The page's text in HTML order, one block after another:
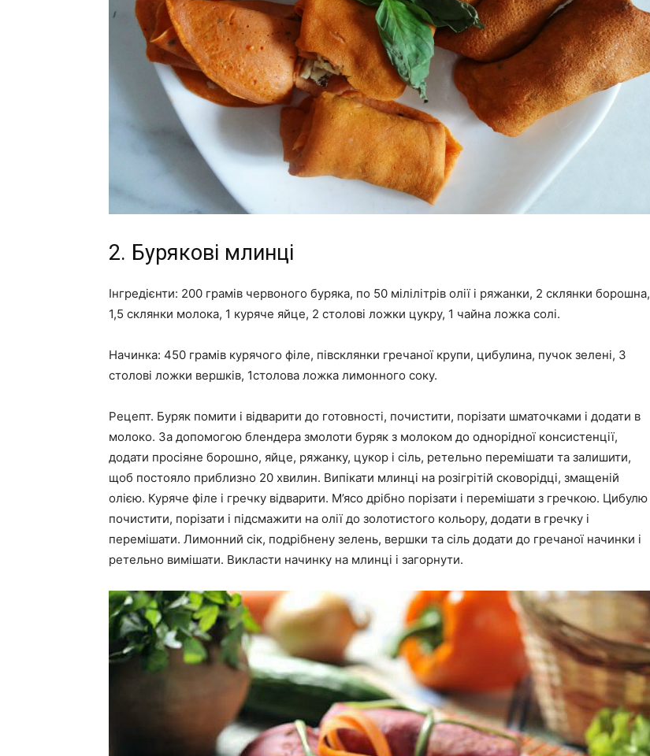
2. Бурякові млинці
Інгредієнти: 200 грамів червоного буряка, по 50 мілілітрів олії і ряжанки, 2 склянки борошна,
1,5 склянки молока, 1 куряче яйце, 2 столові ложки цукру, 1 чайна ложка солі.
Начинка: 450 грамів курячого філе, півсклянки гречаної крупи, цибулина, пучок зелені, 3
столові ложки вершків, 1столова ложка лимонного соку.
Рецепт. Буряк помити і відварити до готовності, почистити, порізати шматочками і додати в
молоко. За допомогою блендера змолоти буряк з молоком до однорідної консистенції,
додати просіяне борошно, яйце, ряжанку, цукор і сіль, ретельно перемішати та залишити,
щоб постояло приблизно 20 хвилин. Випікати млинці на розігрітій сковорідці, змащеній
олією. Куряче філе і гречку відварити. М’ясо дрібно порізати і перемішати з гречкою. Цибулю
почистити, порізати і підсмажити на олії до золотистого кольору, додати в гречку і
перемішати. Лимонний сік, подрібнену зелень, вершки та сіль додати до гречаної начинки і
ретельно вимішати. Викласти начинку на млинці і загорнути.